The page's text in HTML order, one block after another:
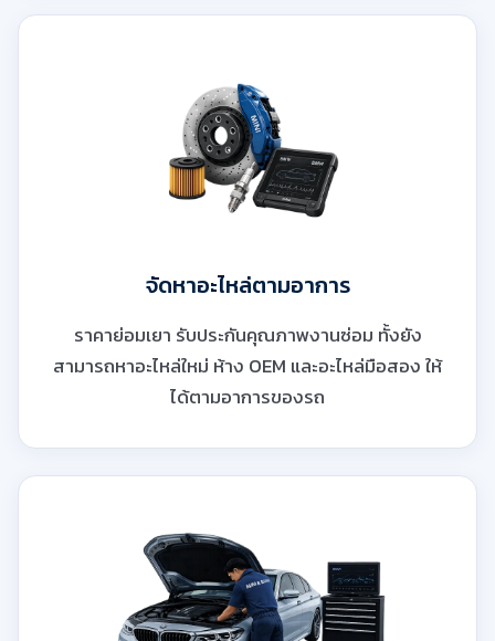
จัดหาอะไหล่ตามอาการ
ราคาย่อมเยา รับประกันคุณภาพงานซ่อม ทั้งยัง
สามารถหาอะไหล่ใหม่ ห้าง OEM และอะไหล่มือสอง ให้
ได้ตามอาการของรถ